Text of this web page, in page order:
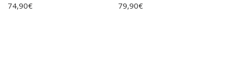
74,90€ 79,90€